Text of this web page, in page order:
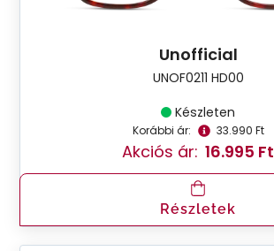
Unofficial
UNOF0211 HD00
Készleten
Korábbi ár: 33.990 Ft
Akciós ár: 16.995 Ft
Részletek